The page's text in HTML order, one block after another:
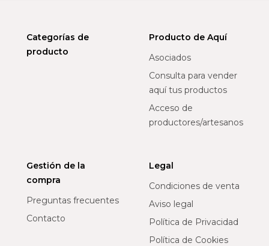
Categorías de
producto
Producto de Aquí
Asociados
Consulta para vender
aquí tus productos
Acceso de
productores/artesanos
Gestión de la
compra
Preguntas frecuentes
Contacto
Legal
Condiciones de venta
Aviso legal
Política de Privacidad
Política de Cookies